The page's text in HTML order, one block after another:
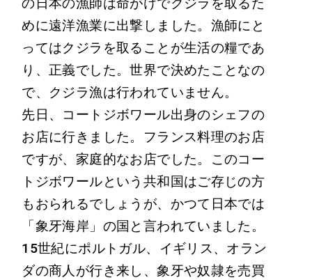
の日本の漁師は命がけでクジラを取るた
めに遠洋漁業に出撃しました。漁師にと
ってはクジラを取ることが生活の糧であ
り、正義でした。世界で決めたことなの
で、クジラ漁は行われていません。
先日、コートジボワール出身のシェフの
お店に行きました。フランス料理のお店
ですが、家庭的なお店でした。このコー
トジボワールという共和国はご存じの方
もおられるでしょうが、かつて日本では
「象牙海岸」の国と言われていました。
15世紀にポルトガル、イギリス、オラン
ダの商人が行き来し、象牙や奴隷を売買